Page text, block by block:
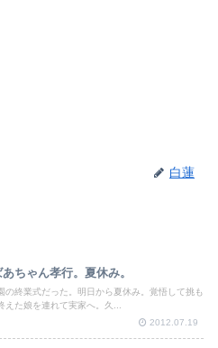
白蓮
ちゃん孝行。夏休み。
の終業式だった。明日から夏休み。覚悟して挑も
えた娘を連れて実家へ。久...
2012.07.19